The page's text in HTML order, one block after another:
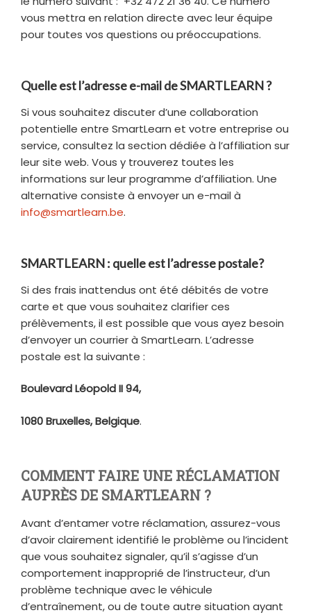
vous mettra en relation directe avec leur équipe
pour toutes vos questions ou préoccupations.
Quelle est l’adresse e-mail de SMARTLEARN ?
Si vous souhaitez discuter d’une collaboration
potentielle entre SmartLearn et votre entreprise ou
service, consultez la section dédiée à l’affiliation sur
leur site web. Vous y trouverez toutes les
informations sur leur programme d’affiliation. Une
alternative consiste à envoyer un e-mail à
info@smartlearn.be.
SMARTLEARN : quelle est l’adresse postale?
Si des frais inattendus ont été débités de votre
carte et que vous souhaitez clarifier ces
prélèvements, il est possible que vous ayez besoin
d’envoyer un courrier à SmartLearn. L’adresse
postale est la suivante :
Boulevard Léopold II 94,
1080 Bruxelles, Belgique.
COMMENT FAIRE UNE RÉCLAMATION
AUPRÈS DE SMARTLEARN ?
Avant d’entamer votre réclamation, assurez-vous
d’avoir clairement identifié le problème ou l’incident
que vous souhaitez signaler, qu’il s’agisse d’un
comportement inapproprié de l’instructeur, d’un
problème technique avec le véhicule
d’entraînement, ou de toute autre situation ayant